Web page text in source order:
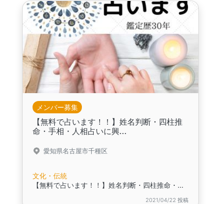
メンバー募集
【無料で占います！！】姓名判断・四柱推
命・手相・人相占いに興...
愛知県名古屋市千種区
文化・伝統
【無料で占います！！】姓名判断・四柱推命・手相・人相占いに興味のある方
2021/04/22 投稿